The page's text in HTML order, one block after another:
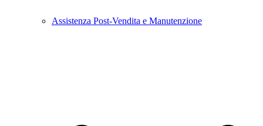
Assistenza Post-Vendita e Manutenzione